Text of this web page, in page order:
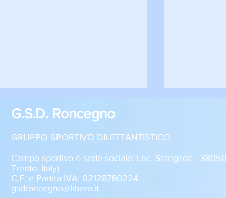
Roncegno - Aquila Trento 1-2
Allievi U17
G.S.D. Roncegno
GRUPPO SPORTIVO DILETTANTISTICO
Campo sportivo e sede sociale: Loc. Stangade -
Trento, Italy)
C.F. e Partita IVA: 02128780224
gsdroncegno@libero.it